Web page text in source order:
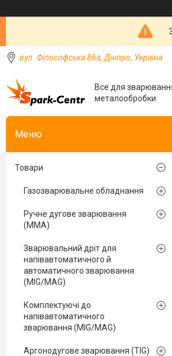
вул. Філософська 86а, Дніпро, Україна
Все для
металообробки
Товари
Газозварювальне обладнання
Ручне дугове зварювання
(MMA)
Зварювальний дріт для
напівавтоматичного й
автоматичного зварювання
(MIG/MAG)
Комплектуючі до
напівавтоматичного
зварювання (MIG/MAG)
Аргонодугове зварювання (TIG)